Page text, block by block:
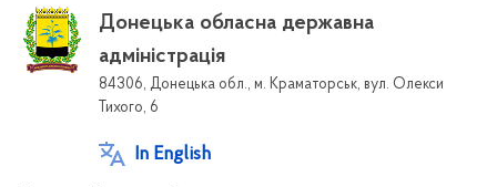
Донецька обласна державна
адміністрація
84306, Донецька обл., м. Краматорськ, вул. Олекси
Тихого, 6
In English